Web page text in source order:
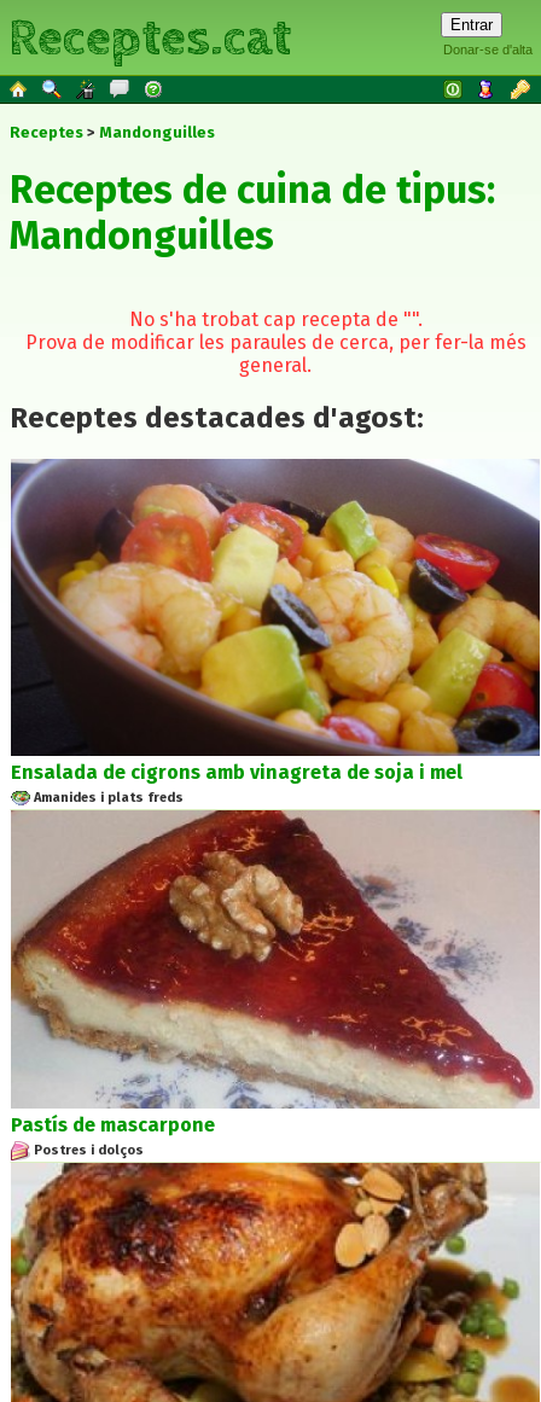
Donar-se d'alta
Receptes.cat
Receptes Mandonguilles
Receptes de cuina de tipus:
Mandonguilles
No s'ha trobat cap recepta de "".
Prova de modificar les paraules de cerca, per fer-la més
general.
Receptes destacades d'agost:
Ensalada de cigrons amb vinagreta de soja i mel
Amanides i plats freds
Pastís de mascarpone
Postres i dolços